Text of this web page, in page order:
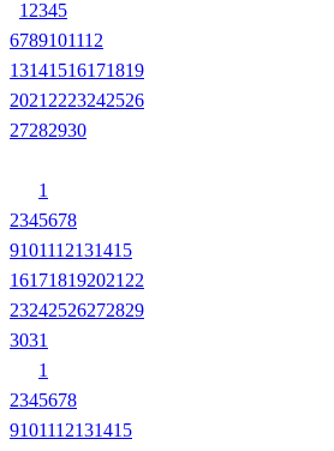
1 2345
6789101112
13141516171819
2021 2223242526
27282930
1
2345678
9101112131415
161718192021 22
23242526272829
3031
1
2345678
9101112131415